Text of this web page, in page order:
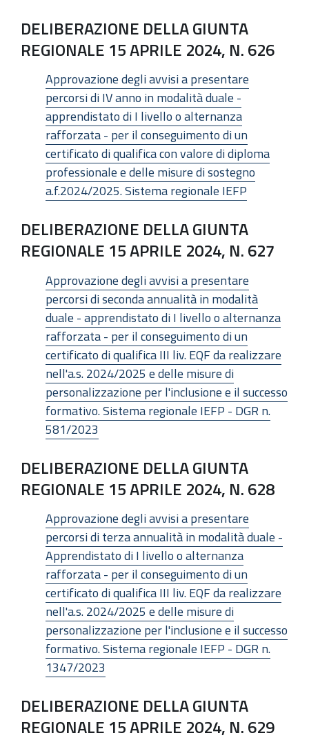
DELIBERAZIONE DELLA GIUNTA
REGIONALE 15 APRILE 2024, N. 626
Approvazione degli avvisi a presentare
percorsi di IV anno in modalità duale -
apprendistato di I livello o alternanza
rafforzata - per il conseguimento di un
certificato di qualifica con valore di diploma
professionale e delle misure di sostegno
a.f.2024/2025. Sistema regionale IEFP
DELIBERAZIONE DELLA GIUNTA
REGIONALE 15 APRILE 2024, N. 627
Approvazione degli avvisi a presentare
percorsi di seconda annualità in modalità
duale - apprendistato di I livello o alternanza
rafforzata - per il conseguimento di un
certificato di qualifica III liv. EQF da realizzare
nell'a.s. 2024/2025 e delle misure di
personalizzazione per l'inclusione e il successo
formativo. Sistema regionale IEFP - DGR n.
581/2023
DELIBERAZIONE DELLA GIUNTA
REGIONALE 15 APRILE 2024, N. 628
Approvazione degli avvisi a presentare
percorsi di terza annualità in modalità duale -
Apprendistato di I livello o alternanza
rafforzata - per il conseguimento di un
certificato di qualifica III liv. EQF da realizzare
nell'a.s. 2024/2025 e delle misure di
personalizzazione per l'inclusione e il successo
formativo. Sistema regionale IEFP - DGR n.
1347/2023
DELIBERAZIONE DELLA GIUNTA
REGIONALE 15 APRILE 2024, N. 629